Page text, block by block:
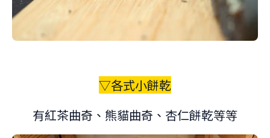
▽各式小餅乾
有紅茶曲奇、熊貓曲奇、杏仁餅乾等等